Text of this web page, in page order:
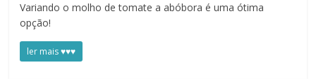
Variando o molho de tomate a abóbora é uma ótima
opção!
ler mais ♥♥♥